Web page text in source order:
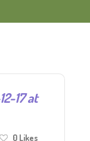
17 at
0 Likes